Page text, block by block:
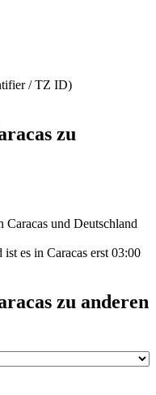
/ TZ ID)
zu
und Deutschland
es in Caracas erst 03:00
zu anderen